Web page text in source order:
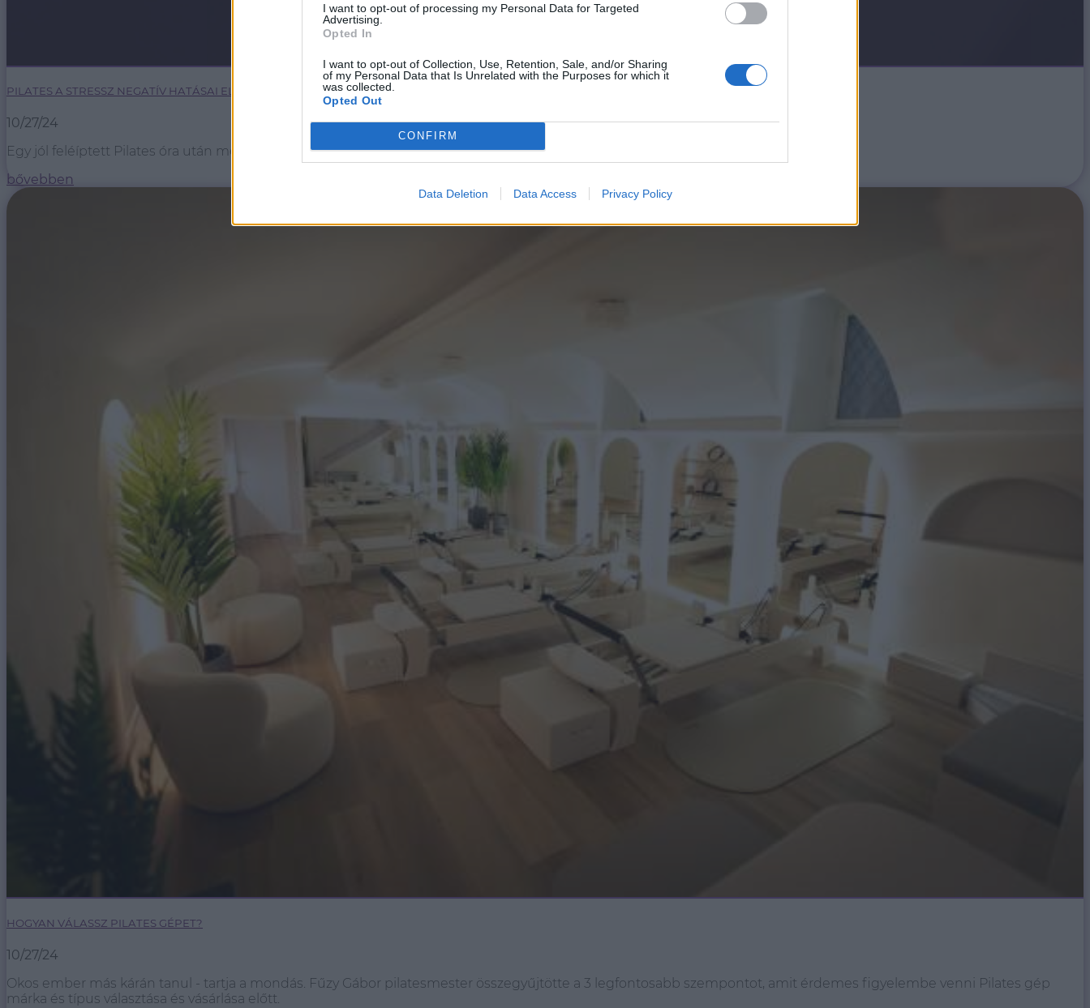
I want to opt-out of processing my Personal Data for Targeted
Advertising.
Opted In
I want to opt-out of Collection, Use, Retention, Sale, and/or Sharing
of my Personal Data that Is Unrelated with the Purposes for which it
was collected.
Opted Out
CONFIRM
Data Deletion Data Access Privacy Policy
PILATES A STRESSZ NEGATÍV HATÁSAI ELLEN
10/27/24
Egy jól feléíptett Pilates óra után megkönnyebbül a test.
bővebben
HOGYAN VÁLASSZ PILATES GÉPET?
10/27/24
Okos ember más kárán tanul - tartja a mondás. Fűzy Gábor pilatesmester összegyűjtötte a 3 legfontosabb szempontot, amit érdemes figyelembe venni Pilates gép
márka és típus választása és vásárlása előtt.